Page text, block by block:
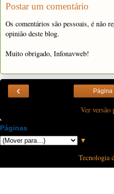
Postar um comentário
Os comentários são pessoais, é não
opinião deste blog.
Muito obrigado, Infonavweb!
‹ Página
Ver versão
Páginas
▼
Tecnologia